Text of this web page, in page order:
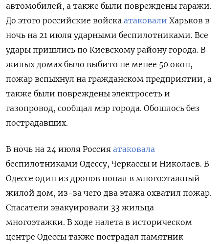
автомобилей, а также были повреждены гаражи.
До этого российские войска атаковали Харьков в
ночь на 21 июля ударными беспилотниками. Все
удары пришлись по Киевскому району города. В
жилых домах было выбито не менее 50 окон,
пожар вспыхнул на гражданском предприятии, а
также были повреждены электросеть и
газопровод, сообщал мэр города. Обошлось без
пострадавших.
В ночь на 24 июля Россия атаковала
беспилотниками Одессу, Черкассы и Николаев. В
Одессе один из дронов попал в многоэтажный
жилой дом, из-за чего два этажа охватил пожар.
Спасатели эвакуировали 33 жильца
многоэтажки. В ходе налета в историческом
центре Одессы также пострадал памятник